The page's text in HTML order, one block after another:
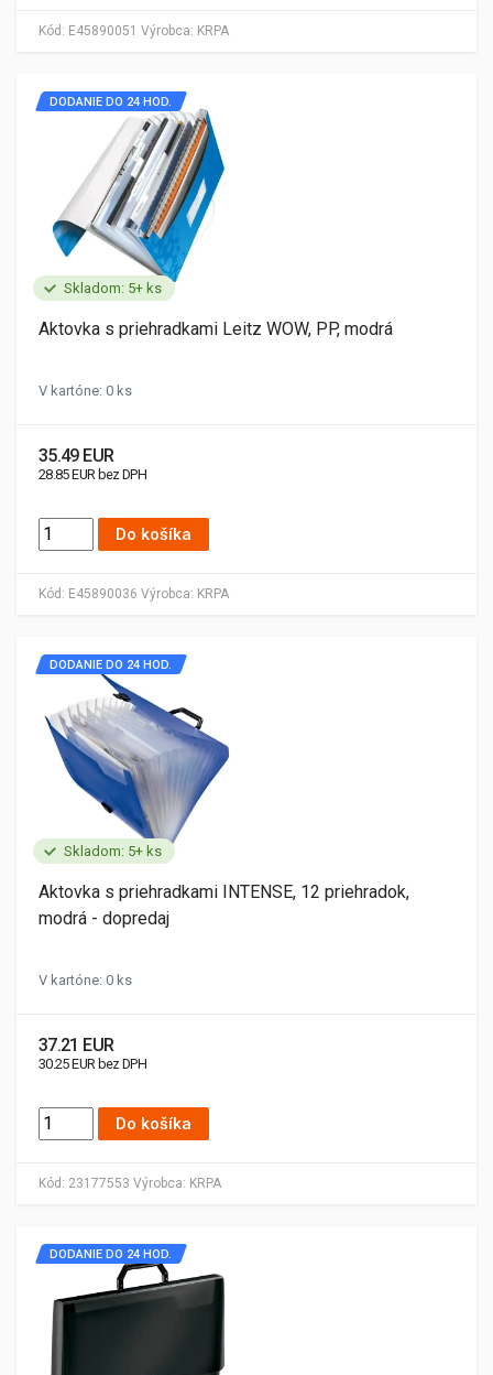
Kód: E45890051 Výrobca: KRPA
Skladom: 5+ ks
Kód: E45890036 Výrobca: KRPA
DODANIE DO 24 HOD.
Aktovka s priehradkami Leitz WOW, PP, modrá
V kartóne: 0 ks
35.49 EUR
28.85 EUR bez DPH
Do košíka
Skladom: 5+ ks
Kód: 23177553 Výrobca: KRPA
DODANIE DO 24 HOD.
Aktovka s priehradkami INTENSE, 12 priehradok,
modrá - dopredaj
V kartóne: 0 ks
37.21 EUR
30.25 EUR bez DPH
Do košíka
DODANIE DO 24 HOD.